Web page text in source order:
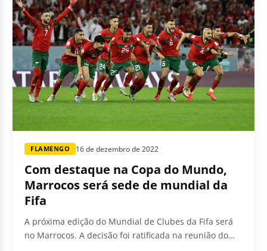
FLAMENGO 16 de dezembro de 2022
Com destaque na Copa do Mundo,
Marrocos será sede de mundial da
Fifa
A próxima edição do Mundial de Clubes da Fifa será
no Marrocos. A decisão foi ratificada na reunião do